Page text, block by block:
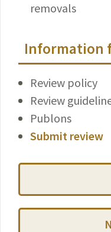
removals
Information
Review policy
Review
Publons
Submit review